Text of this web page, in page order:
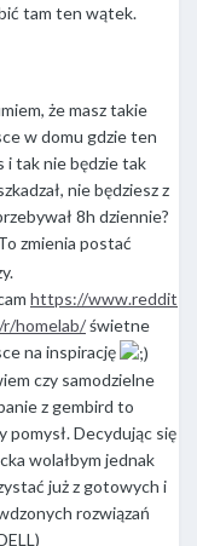
tam ten wątek.
że masz takie
w domu gdzie ten
i tak nie będzie tak
nie będziesz z
8h dziennie?
zmienia postać
https://www.reddit
r/homelab/świetne
na inspirację
czy samodzielne
z gembird to
pomysł. Decydując się
wolałbym jednak
już z gotowych i
rozwiązań